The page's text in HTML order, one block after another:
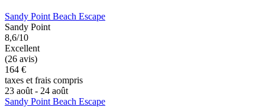
Sandy Point Beach Escape
Sandy Point
8,6/10
Excellent
(26 avis)
164 €
taxes et frais compris
23 août - 24 août
Sandy Point Beach Escape